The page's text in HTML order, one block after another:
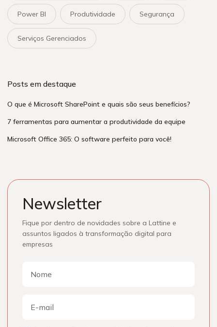
Power BI Produtividade Segurança
Serviços Gerenciados
Posts em destaque
O que é Microsoft SharePoint e quais são seus benefícios?
7 ferramentas para aumentar a produtividade da equipe
Microsoft Office 365: O software perfeito para você!
Newsletter
Fique por dentro de novidades sobre a Lattine e
assuntos ligados à transformação digital para
empresas
mail